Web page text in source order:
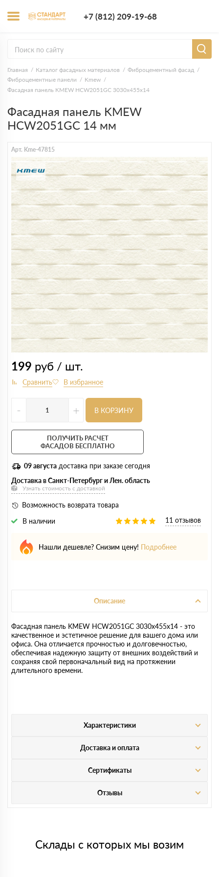
+7 (812) 209-19-68
Главная Каталог фасадных материалов
Фиброцементный фасад
Фиброцементные панели
Kmew
Фасадная панель KMEW HCW2051GC 3030х455х14
Фасадная панель KMEW
HCW2051GC 14 мм
Арт. Kme-47815
199 руб / шт.
- + В КОРЗИНУ
ПОЛУЧИТЬ РАСЧЕТ
ФАСАДОВ БЕСПЛАТНО
09 августа доставка при заказе сегодня
Доставка в Санкт-Петербург и Лен. область
Узнать стоимость с доставкой
Возможность возврата товара
В наличии
11 отзывов
Нашли дешевле? Снизим цену! Подробнее
Описание
Фасадная панель KMEW HCW2051GC 3030х455х14 - это
качественное и эстетичное решение для вашего дома или
офиса. Она отличается прочностью и долговечностью,
обеспечивая надежную защиту от внешних воздействий и
сохраняя свой первоначальный вид на протяжении
длительного времени.
Характеристики
Доставка и оплата
Сертификаты
Отзывы
Склады с которых мы возим